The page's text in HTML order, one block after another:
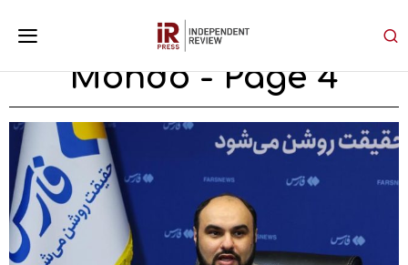
Mondo- Page 4